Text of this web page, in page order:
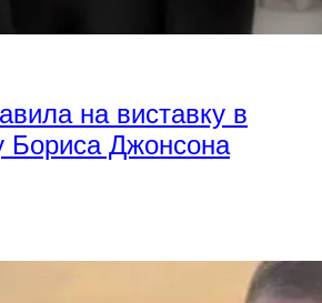
на виставку в
Бориса Джонсона